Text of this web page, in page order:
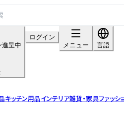
進呈中
ログイン
メニュー
言語
キッチン用品インテリア雑貨・家具ファッシ